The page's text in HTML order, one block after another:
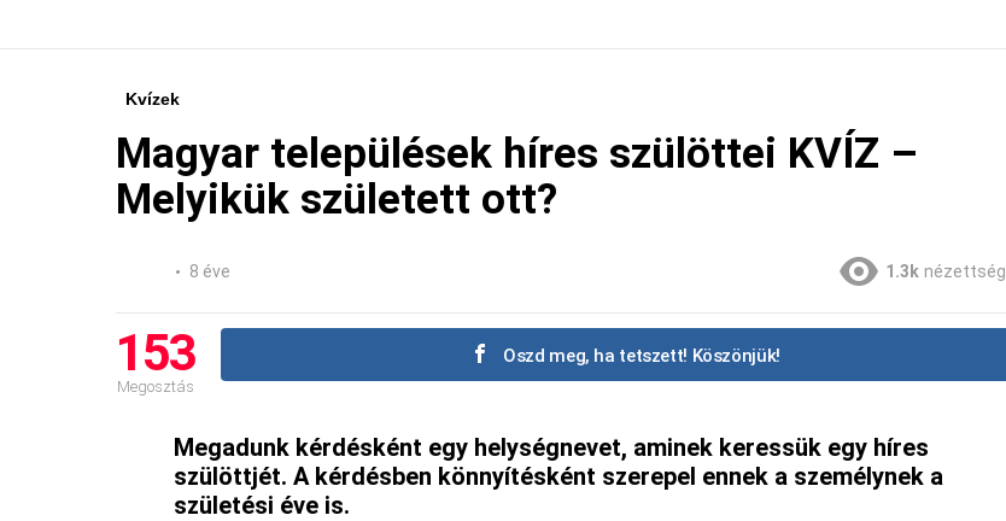
Kvízek
Magyar települések híres szülöttei KVÍZ –
Melyikük született ott?
8 éve 1.3k nézettség
153
Megosztás
Oszd meg, ha tetszett! Köszönjük!
Megadunk kérdésként egy helységnevet, aminek keressük egy híres
szülöttjét. A kérdésben könnyítésként szerepel ennek a személynek a
születési éve is.